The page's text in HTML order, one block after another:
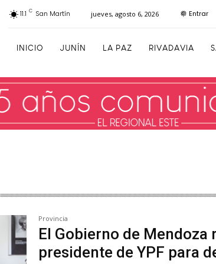
11.1 C San Martín jueves, agosto 6, 2026 Entrar
INICIO JUNÍN LA PAZ RIVADAVIA
Provincia
El Gobierno de Mendoza
presidente de YPF para